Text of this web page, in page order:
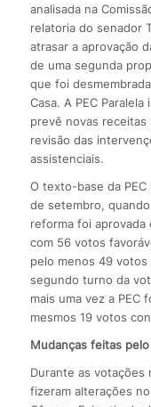
analisada na
relatoria do senador
atrasar a aprovação
de uma segunda
que foi
Casa. A PEC
prevê novas receitas
revisão das
assistenciais.
O texto-base da
de setembro,
reforma foi
com 56 votos
pelo menos 49 votos
segundo turno da
mais uma vez a PEC
mesmos 19 votos
Mudanças feitas
Durante as votações
fizeram alterações